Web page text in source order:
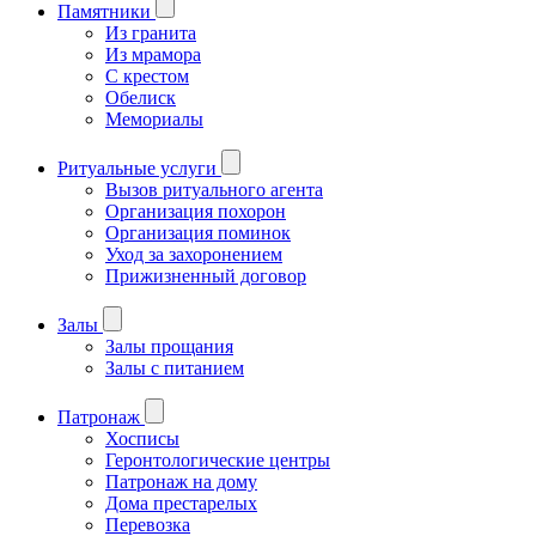
Памятники
Из гранита
Из мрамора
С крестом
Обелиск
Мемориалы
Ритуальные услуги
Вызов ритуального агента
Организация похорон
Организация поминок
Уход за захоронением
Прижизненный договор
Залы
Залы прощания
Залы с питанием
Патронаж
Хосписы
Геронтологические центры
Патронаж на дому
Дома престарелых
Перевозка